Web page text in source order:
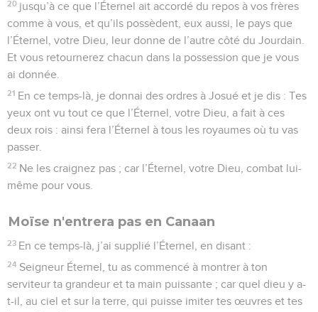
20 jusqu’à ce que l’Éternel ait accordé du repos à vos frères
comme à vous, et qu’ils possèdent, eux aussi, le pays que
l’Éternel, votre Dieu, leur donne de l’autre côté du Jourdain.
Et vous retournerez chacun dans la possession que je vous
ai donnée.
21 En ce temps-là, je donnai des ordres à Josué et je dis : Tes
yeux ont vu tout ce que l’Éternel, votre Dieu, a fait à ces
deux rois : ainsi fera l’Éternel à tous les royaumes où tu vas
passer.
22 Ne les craignez pas ; car l’Éternel, votre Dieu, combat lui-
même pour vous.
Moïse n'entrera pas en Canaan
23 En ce temps-là, j’ai supplié l’Éternel, en disant :
24 Seigneur Éternel, tu as commencé à montrer à ton
serviteur ta grandeur et ta main puissante ; car quel dieu y a-
t-il, au ciel et sur la terre, qui puisse imiter tes œuvres et tes